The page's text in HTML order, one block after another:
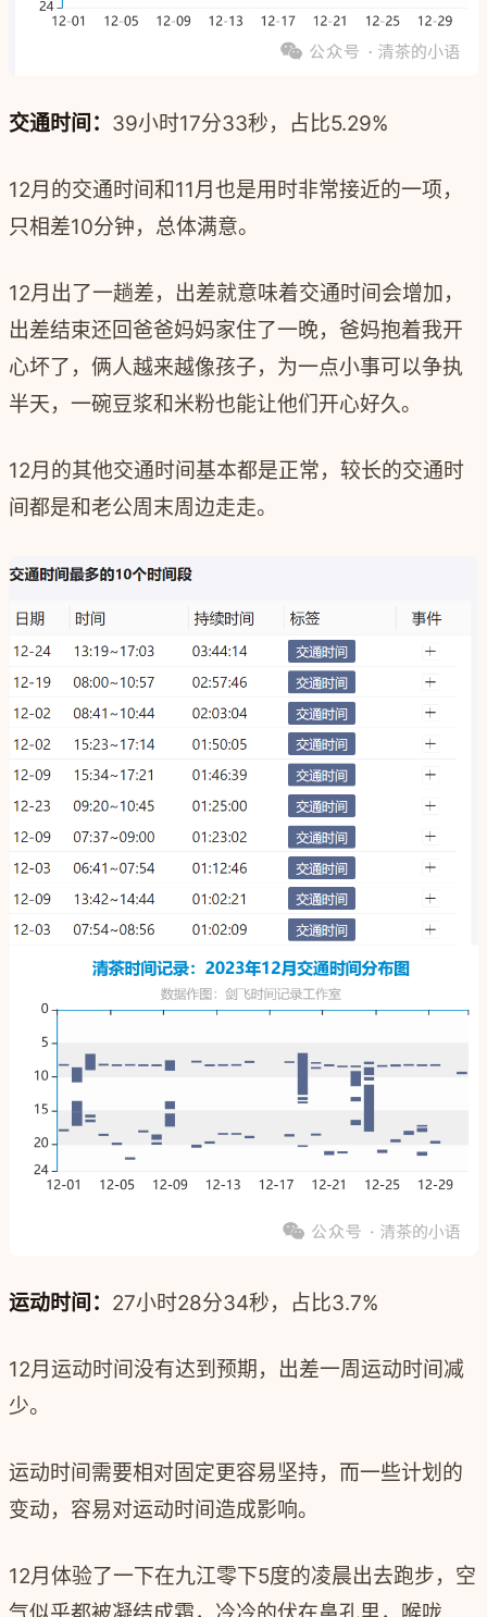
交通时间： 39小时17分33秒，占比5.29%
12月的交通时间和11月也是用时非常接近的一项，
只相差10分钟，总体满意。
12月出了一趟差，出差就意味着交通时间会增加，
出差结束还回爸爸妈妈家住了一晚，爸妈抱着我开
心坏了，俩人越来越像孩子，为一点小事可以争执
半天，一碗豆浆和米粉也能让他们开心好久。
12月的其他交通时间基本都是正常，较长的交通时
间都是和老公周末周边走走。
运动时间： 27小时28分34秒，占比3.7%
12月运动时间没有达到预期，出差一周运动时间减
少。
运动时间需要相对固定更容易坚持，而一些计划的
变动，容易对运动时间造成影响。
12月体验了一下在九江零下5度的凌晨出去跑步，空